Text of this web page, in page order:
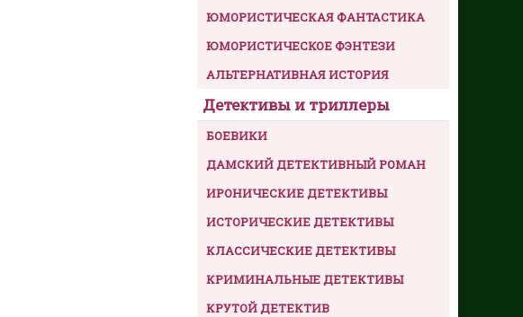
ЮМОРИСТИЧЕСКАЯ ФАНТАСТИКА
ЮМОРИСТИЧЕСКОЕ ФЭНТЕЗИ
АЛЬТЕРНАТИВНАЯ ИСТОРИЯ
Детективы и триллеры
БОЕВИКИ
ДАМСКИЙ ДЕТЕКТИВНЫЙ РОМАН
ИРОНИЧЕСКИЕ ДЕТЕКТИВЫ
ИСТОРИЧЕСКИЕ ДЕТЕКТИВЫ
КЛАССИЧЕСКИЕ ДЕТЕКТИВЫ
КРИМИНАЛЬНЫЕ ДЕТЕКТИВЫ
КРУТОЙ ДЕТЕКТИВ